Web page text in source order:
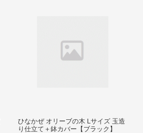
ひなかぜ オリーブの木 Lサイズ 玉造
り仕立て＋鉢カバー【ブラック】